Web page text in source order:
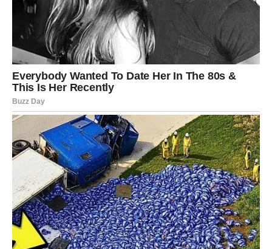
Ako budete spremni otvoreno razgovarati o prošlosti i
budućnosti, ova priča može dobiti mnogo srećniji
nastavak nego prvi put.
Lav
Lavovima naredni dani donose poslovno priznanje i više
samopouzdanja. Vaš trud biće primijećen, a moguće su i
lijepe finansijske vijesti.
Na ljubavnom planu očekuju vas romantični trenuci i
mnogo pažnje od partnera.
Djevica